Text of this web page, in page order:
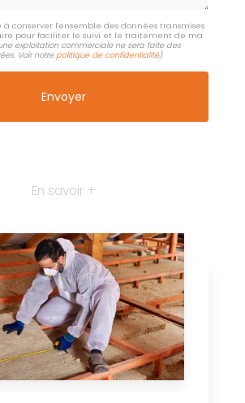
à conserver l'ensemble des données transmises
pour faciliter le suivi et le traitement de ma
exploitation commerciale ne sera faite des
Voir notrepolitique de confidentialité)
En savoir +